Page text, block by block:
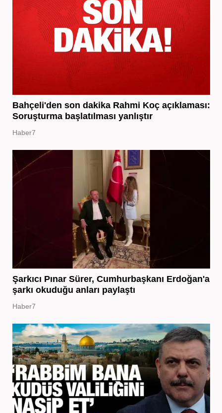
Bahçeli'den son dakika Rahmi Koç açıklaması:
Soruşturma başlatılması yanlıştır
Haber7
Şarkıcı Pınar Sürer, Cumhurbaşkanı Erdoğan'a
şarkı okuduğu anları paylaştı
Haber7